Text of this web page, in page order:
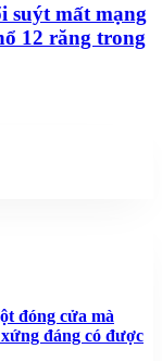
suýt mất mạng
12 răng trong
đóng cửa mà
đáng có được